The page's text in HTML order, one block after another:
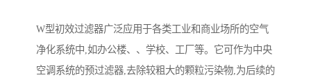
W型初效过滤器广泛应用于各类工业和商业场所的空气
净化系统中,如办公楼、、学校、工厂等。它可作为中央
空调系统的预过滤器,去除较粗大的颗粒污染物,为后续的